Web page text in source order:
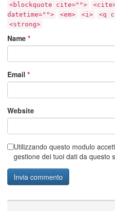
<blockquote cite="">
datetime="">
<em> <i> <q
<strong>
Name *
Email *
Website
Utilizzando questo modulo
gestione dei tuoi dati da questo